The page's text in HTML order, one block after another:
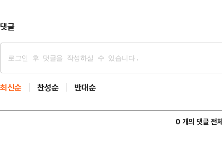
댓글
최신순 찬성순 반대순
0 개의 댓글 전